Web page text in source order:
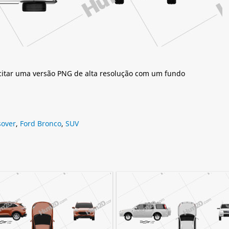
uma versão PNG de alta resolução com um fundo
, Ford Bronco, SUV